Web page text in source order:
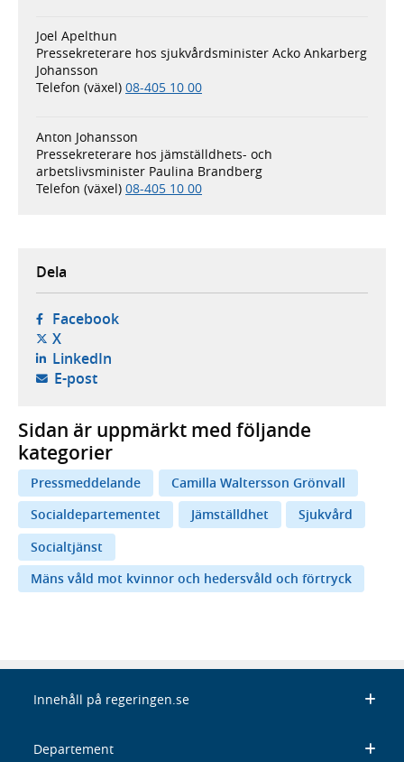
Joel Apelthun
Pressekreterare hos sjukvårdsminister Acko Ankarberg
Johansson
Telefon (växel) 08-405 10 00
Anton Johansson
Pressekreterare hos jämställdhets- och
arbetslivsminister Paulina Brandberg
Telefon (växel) 08-405 10 00
Dela
Facebook- öppnas i ny flik, extern webbplats,
X- öppnas i ny flik, extern webbplats,
LinkedIn- öppnas i ny flik, extern webbplats,
E-post- öppnar din e-postklient,
Sidan är uppmärkt med följande
kategorier
Pressmeddelande
Camilla Waltersson Grönvall
Socialdepartementet
Jämställdhet
Sjukvård
Socialtjänst
Mäns våld mot kvinnor och hedersvåld och förtryck
Innehåll på regeringen.se
Departement